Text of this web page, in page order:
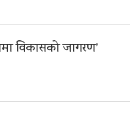
विकासको जागरण’